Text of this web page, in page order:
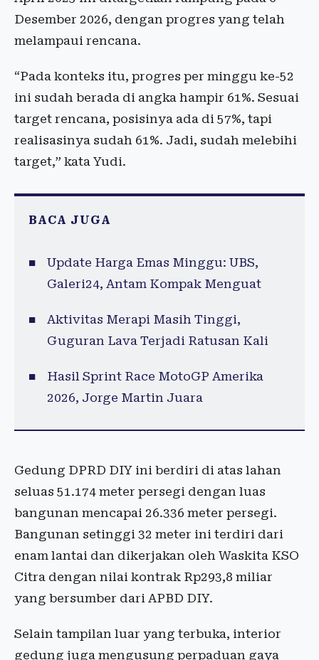
Desember 2026, dengan progres yang telah
melampaui rencana.
“Pada konteks itu, progres per minggu ke-52
ini sudah berada di angka hampir 61%. Sesuai
target rencana, posisinya ada di 57%, tapi
realisasinya sudah 61%. Jadi, sudah melebihi
target,” kata Yudi.
BACA JUGA
Update Harga Emas Minggu: UBS,
Galeri24, Antam Kompak Menguat
Aktivitas Merapi Masih Tinggi,
Guguran Lava Terjadi Ratusan Kali
Hasil Sprint Race MotoGP Amerika
2026, Jorge Martin Juara
Gedung DPRD DIY ini berdiri di atas lahan
seluas 51.174 meter persegi dengan luas
bangunan mencapai 26.336 meter persegi.
Bangunan setinggi 32 meter ini terdiri dari
enam lantai dan dikerjakan oleh Waskita KSO
Citra dengan nilai kontrak Rp293,8 miliar
yang bersumber dari APBD DIY.
Selain tampilan luar yang terbuka, interior
gedung juga mengusung perpaduan gaya